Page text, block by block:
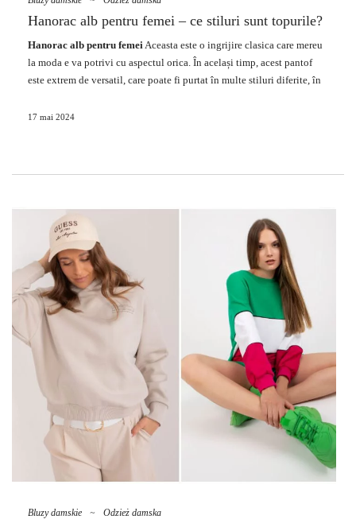
Hanorac alb pentru femei – ce stiluri sunt topurile?
Hanorac alb pentru femei Aceasta este o ingrijire clasica care mereu
la moda e va potrivi cu aspectul orica. În același timp, acest pantof
este extrem de versatil, care poate fi purtat în multe stiluri diferite, în
îmbrăcăminte putem găsi multe variante la moda de
Ce este tricoul alb pentru ca femeile
să ia moda iconică?
Hanorac alb pentru femei
Merită să vă asigurați titlul de cult în
moda femeilor din multe motive importante. În primul rând, acesta
este un articol clasic și universal de garderobă care vă permite să
practicați stilul și tipul de formă. Simplitatea costumului poate …
17 mai 2024
Bluzy damskie ~ Odzież damska